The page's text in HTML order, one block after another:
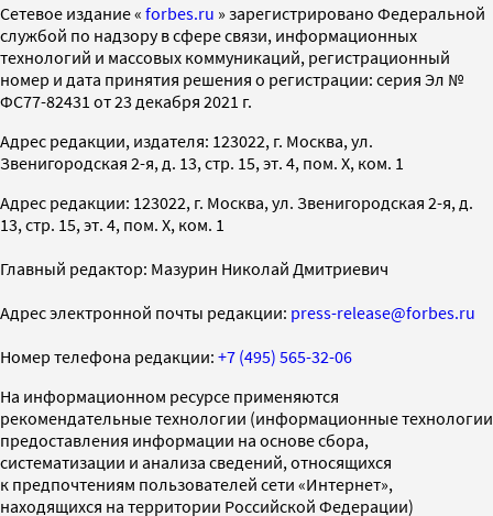
Cетевое издание « forbes.ru » зарегистрировано Федеральной
службой по надзору в сфере связи, информационных
технологий и массовых коммуникаций, регистрационный
номер и дата принятия решения о регистрации: серия Эл №
ФС77-82431 от 23 декабря 2021 г.
Адрес редакции, издателя: 123022, г. Москва, ул.
Звенигородская 2-я, д. 13, стр. 15, эт. 4, пом. X, ком. 1
Адрес редакции: 123022, г. Москва, ул. Звенигородская 2-я, д.
13, стр. 15, эт. 4, пом. X, ком. 1
Главный редактор: Мазурин Николай Дмитриевич
Адрес электронной почты редакции: press-release@forbes.ru
Номер телефона редакции: +7 (495) 565-32-06
На информационном ресурсе применяются
рекомендательные технологии (информационные технологии
предоставления информации на основе сбора,
систематизации и анализа сведений, относящихся
к предпочтениям пользователей сети «Интернет»,
находящихся на территории Российской Федерации)